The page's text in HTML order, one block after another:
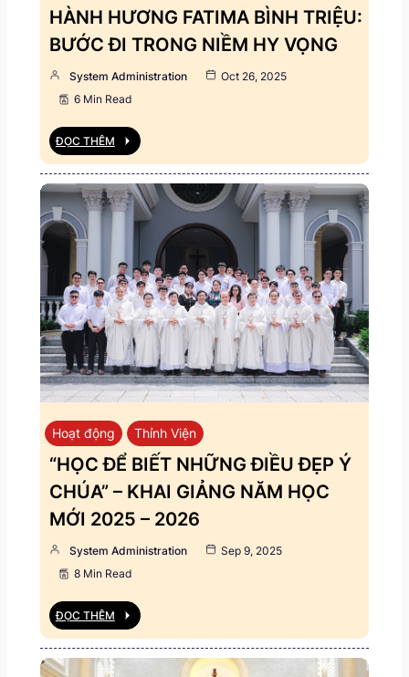
HÀNH HƯƠNG FATIMA BÌNH TRIỆU:
BƯỚC ĐI TRONG NIỀM HY VỌNG
System Administration
Oct 26, 2025
6 Min Read
ĐỌC THÊM
Hoạt động Thỉnh Viện
“HỌC ĐỂ BIẾT NHỮNG ĐIỀU ĐẸP Ý
CHÚA” – KHAI GIẢNG NĂM HỌC
MỚI 2025 – 2026
System Administration
Sep 9, 2025
8 Min Read
ĐỌC THÊM